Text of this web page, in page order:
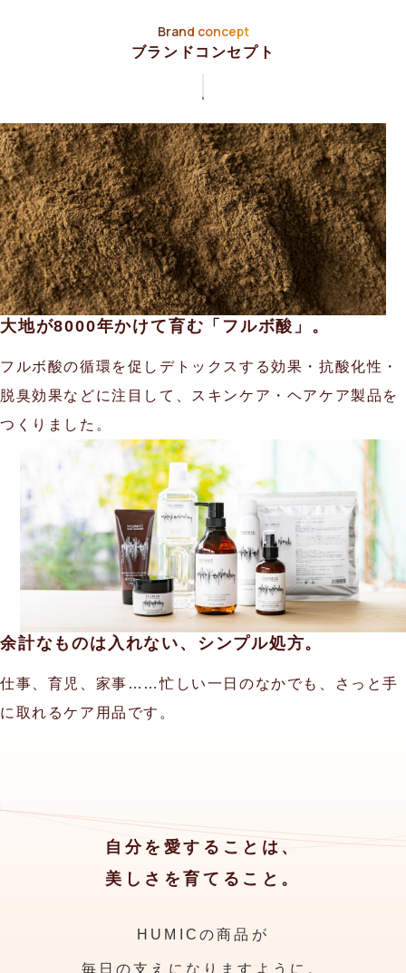
Brand concept
ブランドコンセプト
大地が8000年かけて育む「フルボ酸」。
フルボ酸の循環を促しデトックスする効果・ 抗酸化性・
脱臭効果などに注目して、
スキンケア・ヘアケア製品を
つくりました。
余計なものは入れない、シンプル処方。
仕事、育児、家事……忙しい一日のなかでも、
さっと手
に取れるケア用品です。
自分を愛することは、
美しさを育てること。
HUMICの商品が
毎日の支えになりますように。